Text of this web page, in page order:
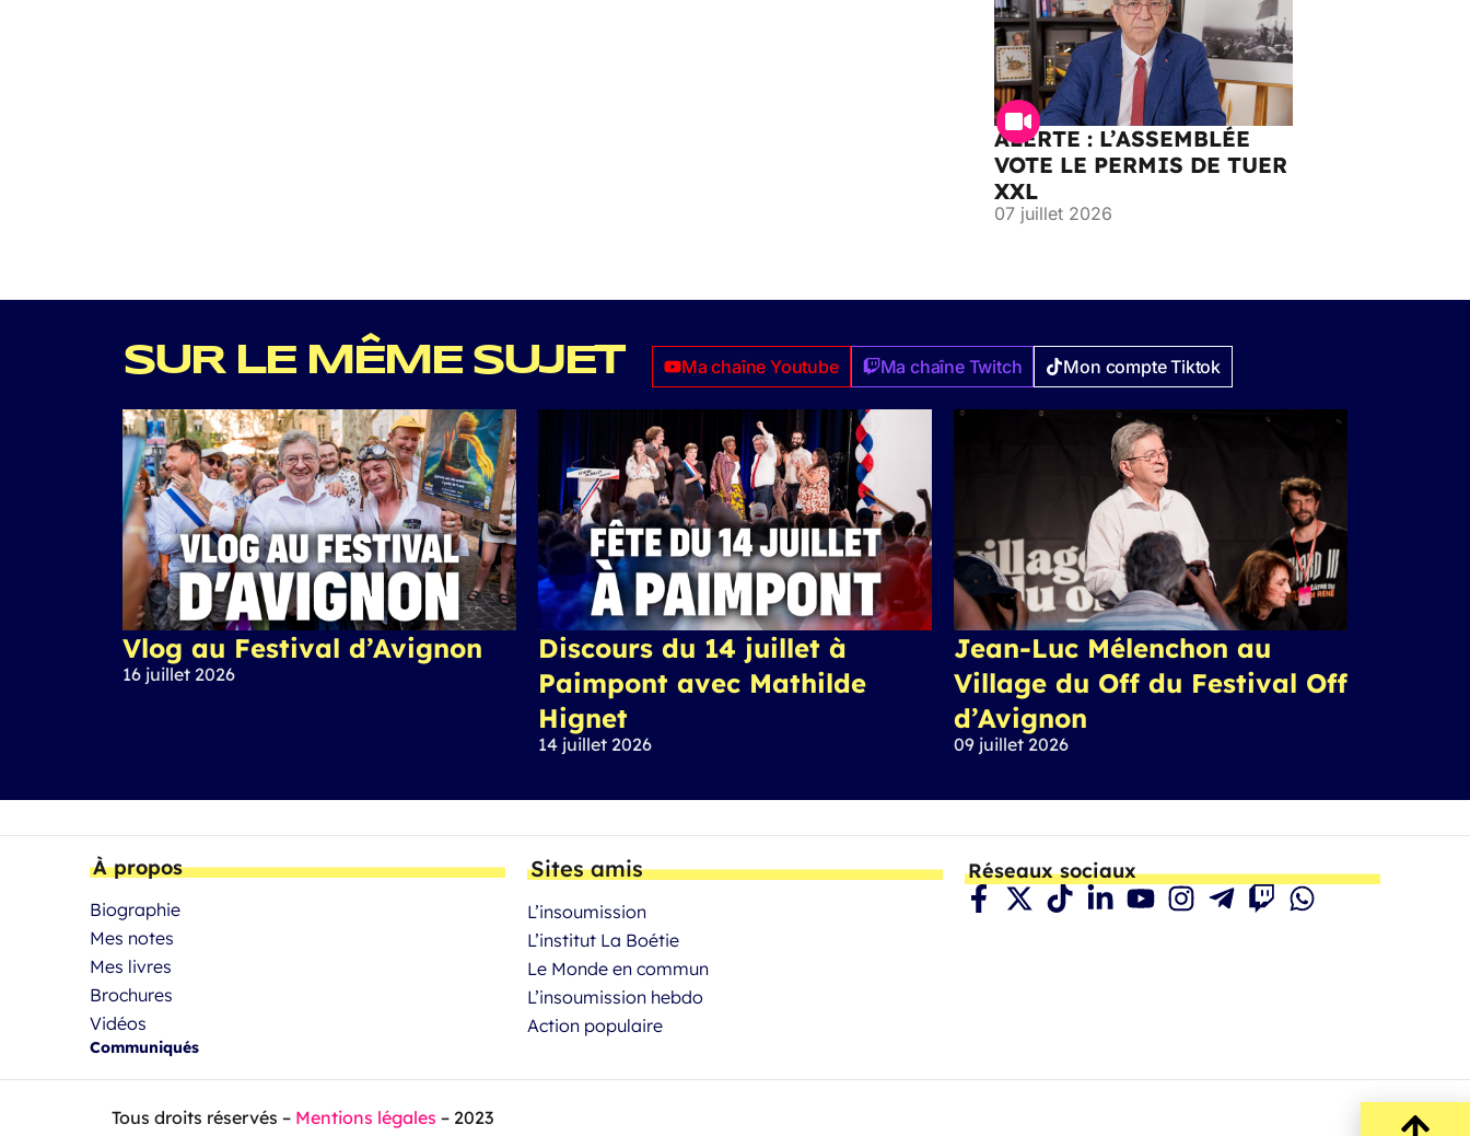
ALERTE : L’ASSEMBLÉE
VOTE LE PERMIS DE TUER
XXL
07 juillet 2026
SUR LE MÊME SUJET Ma chaîne Youtube Ma chaîne Twitch Mon compte Tiktok
Vlog au Festival d’Avignon
16 juillet 2026
Discours du 14 juillet à
Paimpont avec Mathilde
Hignet
14 juillet 2026
Jean-Luc Mélenchon au
Village du Off du Festival Off
d’Avignon
09 juillet 2026
À propos
Biographie
Mes notes
Mes livres
Brochures
Vidéos
Communiqués
Sites amis
L’insoumission
L’institut La Boétie
Le Monde en commun
L’insoumission hebdo
Action populaire
Réseaux sociaux
Tous droits réservés – Mentions légales – 2023